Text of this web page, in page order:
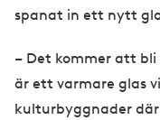
spanat in ett nytt
– Det kommer att
är ett varmare glas
kulturbyggnader